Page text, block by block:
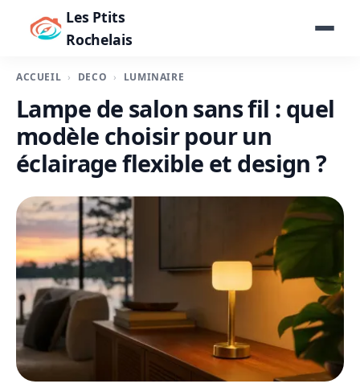
Les Ptits
Rochelais
ACCUEIL DÉCO LUMINAIRE
Lampe de salon sans fil : quel
modèle choisir pour un
éclairage flexible et design ?